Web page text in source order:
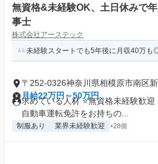
無資格&未経験OK、土日休みで
事士
株式会社アーステック
未経験スタートでも5年後に月収40万も
〒252-0326神奈川県相模原市南区
月給22万円～50万円
求めている人材 ⭐無資格未経験歓
自動車運転免許をお持ちの...
制服あり 業界未経験歓迎 +28個